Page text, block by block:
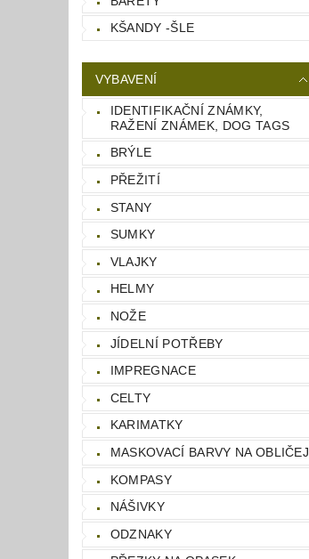
KŠANDY -ŠLE
VYBAVENÍ
IDENTIFIKAČNÍ ZNÁMKY,
RAŽENÍ ZNÁMEK, DOG TAGS
BRÝLE
PŘEŽITÍ
STANY
SUMKY
VLAJKY
HELMY
NOŽE
JÍDELNÍ POTŘEBY
IMPREGNACE
CELTY
KARIMATKY
MASKOVACÍ BARVY NA OBLIČEJ
KOMPASY
NÁŠIVKY
ODZNAKY